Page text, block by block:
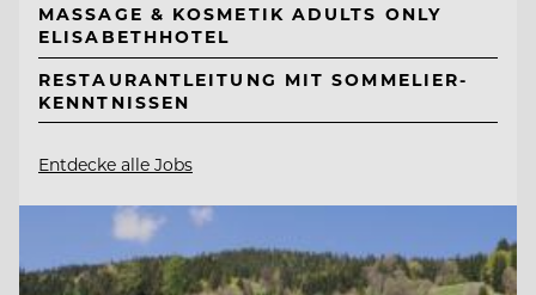
MASSAGE & KOSMETIK ADULTS ONLY
ELISABETHHOTEL
RESTAURANTLEITUNG MIT SOMMELIER-
KENNTNISSEN
Entdecke alle Jobs